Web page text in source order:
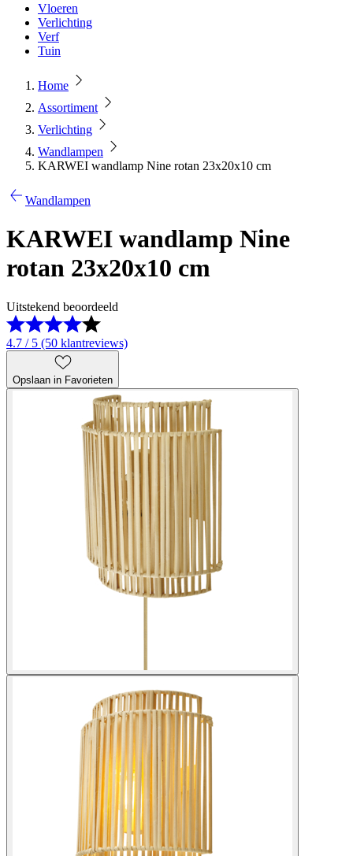
Vloeren
Verlichting
Verf
Tuin
Home
Assortiment
Verlichting
Wandlampen
KARWEI wandlamp Nine rotan 23x20x10 cm
Wandlampen
KARWEI wandlamp Nine
rotan 23x20x10 cm
Uitstekend beoordeeld
4.7 / 5 (50 klantreviews)
Opslaan in Favorieten